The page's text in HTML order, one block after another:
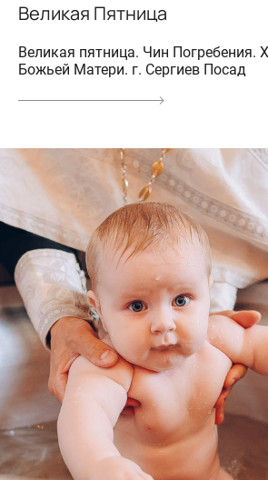
Великая Пятница
Великая пятница. Чин Погребения.
Божьей Матери. г. Сергиев Посад